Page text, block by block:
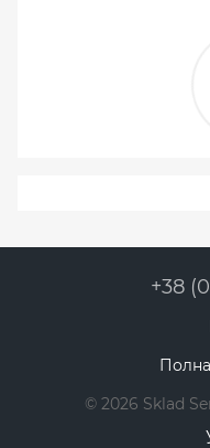
+38
© 2026 Sklad